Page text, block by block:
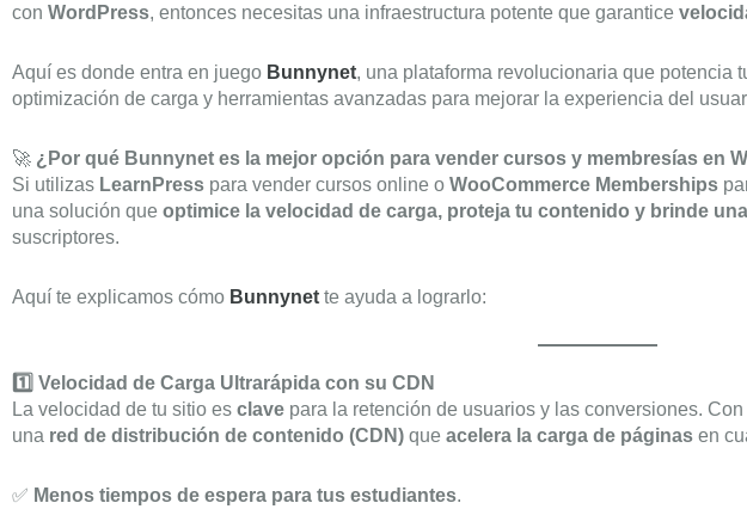
con WordPress, entonces necesitas una infraestructura potente que garantice
Aquí es donde entra en juego Bunnynet, una plataforma revolucionaria que potencia
optimización de carga y herramientas avanzadas para mejorar la experiencia del
🚀 ¿Por qué Bunnynet es la mejor opción para vender cursos y membresías en
Si utilizas LearnPress para vender cursos online o WooCommerce Memberships
una solución que optimice la velocidad de carga, proteja tu contenido y brinde
suscriptores.
Aquí te explicamos cómo Bunnynet te ayuda a lograrlo:
1️⃣ Velocidad de Carga Ultrarápida con su CDN
La velocidad de tu sitio es clave para la retención de usuarios y las conversiones. Con
una red de distribución de contenido (CDN) que acelera la carga de páginas en
✅ Menos tiempos de espera para tus estudiantes.